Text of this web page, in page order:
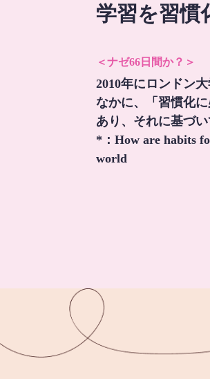
学習を習慣
＜ナゼ66日間か？＞
2010年にロンドン
なかに、「習慣化
あり、それに基づ
*：How are habits
world